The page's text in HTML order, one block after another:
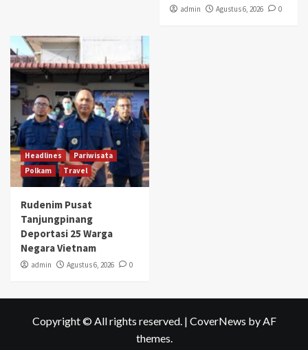
admin Agustus 6, 2026 0
Headlines
Pariwisata
Polkam
Travel
Rudenim Pusat
Tanjungpinang
Deportasi 25 Warga
Negara Vietnam
admin Agustus 6, 2026 0
Copyright © All rights reserved. | CoverNews by AF
themes.